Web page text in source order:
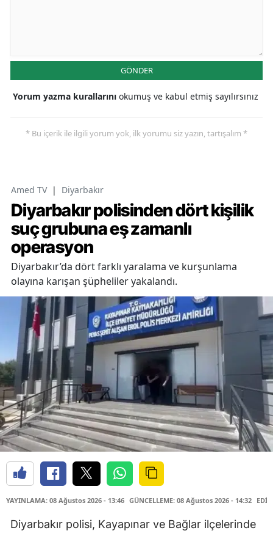
GÖNDER
Yorum yazma kurallarını okumuş ve kabul etmiş sayılırsınız
* Bu içerik ile ilgili yorum yok, ilk yorumu siz yazın, tartışalım *
Amed TV | Diyarbakır
Diyarbakır polisinden dört kişilik
suç grubuna eş zamanlı
operasyon
Diyarbakır’da dört farklı yaralama ve kurşunlama
olayına karışan şüpheliler yakalandı.
YAYINLAMA: 08 Ağustos 2026 - 13:46 GÜNCELLEME: 08 Ağustos 2026 - 14:32
Diyarbakır polisi, Kayapınar ve Bağlar ilçelerinde